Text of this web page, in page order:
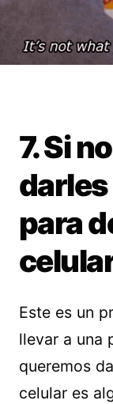
7. Si
para
Este es un
llevar a una
queremos
celular es